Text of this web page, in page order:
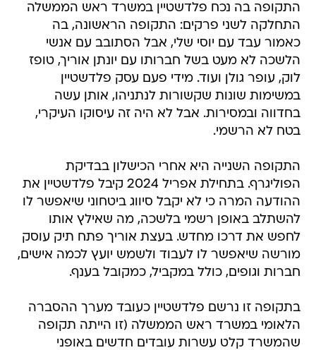
התקופה בה נכח פלדשטיין במשרד ראש הממשלה
התחלקה לשני פרקים: התקופה הראשונה, בה
כאמור עבד עם יוסי שלי, אבל הסתובב עם אנשי
הלשכה לא מעט בשל חברותו עם יונתן אוריך, טופז
לוק, עופר גולן ועוד. מידי פעם עסק פלדשטיין
במשימות שונות שקשורות לנתניהו, אותן עשה
בחדווה ובמסירות. אבל לא היה זה עיסוקו העיקרי,
בטח לא הרשמי.
התקופה השנייה היא אחרי הכישלון בבדיקת
הפוליגרף. בתחילת אפריל 2024 קיבל פלדשטיין את
ההודעה המרה כי לא יקבל סיווג ביטחוני שיאפשר לו
להשתלב באופן רשמי בלשכה, מה שאילץ אותו
לחפש את דרכו מחדש. בעצת אוריך פתח תיק עוסק
מורשה שיאפשר לו לעבוד ולשמש יועץ לכמה אישים,
חברות וגופים, כולל במקביל, כמקובל בענף.
בתקופה זו נרשם פלדשטיין כעובד מערך ההסברה
הלאומי במשרד ראש הממשלה (זו הייתה תקופה
שהמשרד קלט עשרות עובדים חדשים באופני